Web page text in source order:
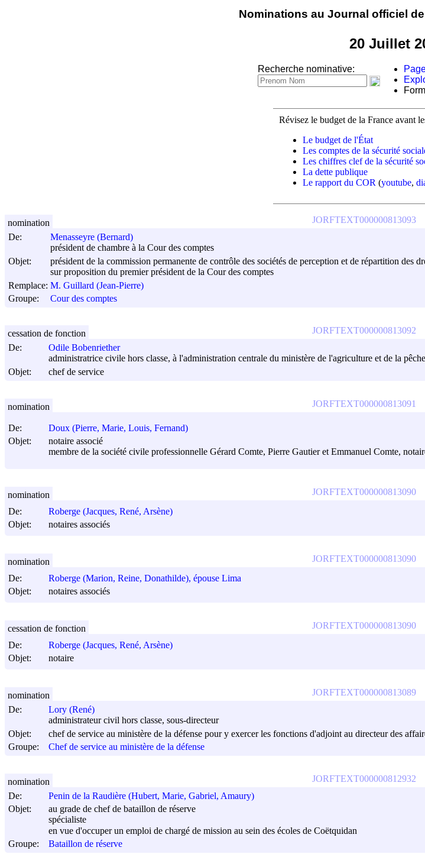
Nominations au Journal officiel
20 Juillet
Recherche nominative:
Révisez le budget de la France avant
Le budget de l'État
Les comptes de la sécurité
Les chiffres clef de la sécurité
La dette publique
Le rapport du COR (youtube,
De:
Menasseyre (Bernard)
président de chambre à la Cour des comptes
Objet:
président de la commission permanente de contrôle des sociétés de perception et de répartition des
sur proposition du premier président de la Cour des comptes
Remplace: M. Guillard (Jean-Pierre)
Groupe:
Cour des comptes
JORFTEXT000000813093
nomination
De:
Odile Bobenriether
administratrice civile hors classe, à l'administration centrale du ministère de l'agriculture et de la pêche
Objet:
chef de service
JORFTEXT000000813092
cessation de fonction
De:
Doux (Pierre, Marie, Louis, Fernand)
Objet:
notaire associé
membre de la société civile professionnelle Gérard Comte, Pierre Gautier et Emmanuel Comte,
JORFTEXT000000813091
nomination
De:
Roberge (Jacques, René, Arsène)
Objet:
notaires associés
JORFTEXT000000813090
nomination
De:
Roberge (Marion, Reine, Donathilde), épouse Lima
Objet:
notaires associés
JORFTEXT000000813090
nomination
De:
Roberge (Jacques, René, Arsène)
Objet:
notaire
JORFTEXT000000813090
cessation de fonction
De:
Lory (René)
administrateur civil hors classe, sous-directeur
Objet:
chef de service au ministère de la défense pour y exercer les fonctions d'adjoint au directeur des
Groupe:
Chef de service au ministère de la défense
JORFTEXT000000813089
nomination
De:
Penin de la Raudière (Hubert, Marie, Gabriel, Amaury)
Objet:
au grade de chef de bataillon de réserve
spécialiste
en vue d'occuper un emploi de chargé de mission au sein des écoles de Coëtquidan
Groupe:
Bataillon de réserve
JORFTEXT000000812932
nomination